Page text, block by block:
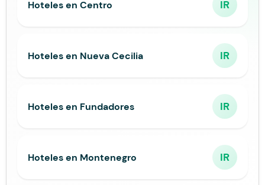
Hoteles en Centro IR
Hoteles en Nueva Cecilia IR
Hoteles en Fundadores IR
Hoteles en Montenegro IR